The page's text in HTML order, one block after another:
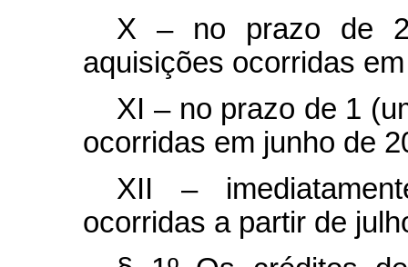
X – no prazo de
aquisições ocorridas
XI – no prazo de 1
ocorridas em junho de
XII –
ocorridas a partir de